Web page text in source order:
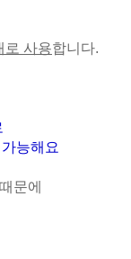
로 사용합니다.
능해요
문에